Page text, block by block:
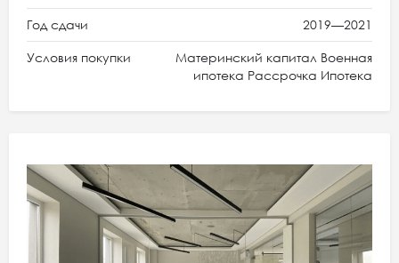
Год сдачи 2019—2021
Условия покупки
Материнский капитал Военная
ипотека Рассрочка Ипотека